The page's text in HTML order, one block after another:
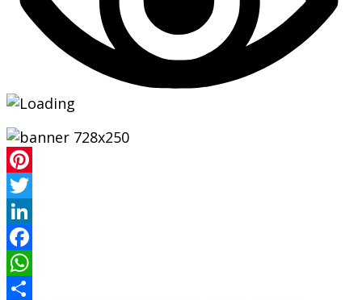
Pinterest
Twitter
LinkedIn
Facebook
WhatsApp